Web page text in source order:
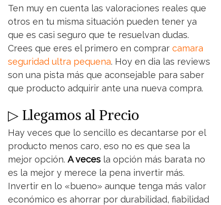
Ten muy en cuenta las valoraciones reales que
otros en tu misma situación pueden tener ya
que es casi seguro que te resuelvan dudas.
Crees que eres el primero en comprar camara
seguridad ultra pequena. Hoy en dia las reviews
son una pista más que aconsejable para saber
que producto adquirir ante una nueva compra.
▷ Llegamos al Precio
Hay veces que lo sencillo es decantarse por el
producto menos caro, eso no es que sea la
mejor opción. A veces la opción más barata no
es la mejor y merece la pena invertir más.
Invertir en lo «bueno» aunque tenga más valor
económico es ahorrar por durabilidad, fiabilidad